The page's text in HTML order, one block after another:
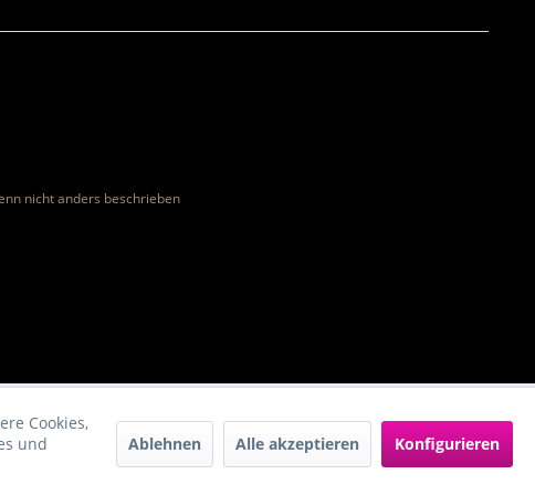
nicht anders beschrieben
Cookies,
und
Ablehnen Alle akzeptieren Konfigurieren